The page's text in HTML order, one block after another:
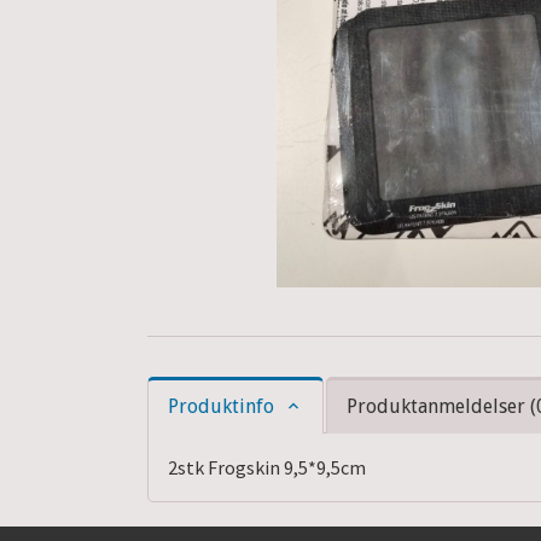
Produktinfo Produktanmeldelser
2stk Frogskin 9,5*9,5cm